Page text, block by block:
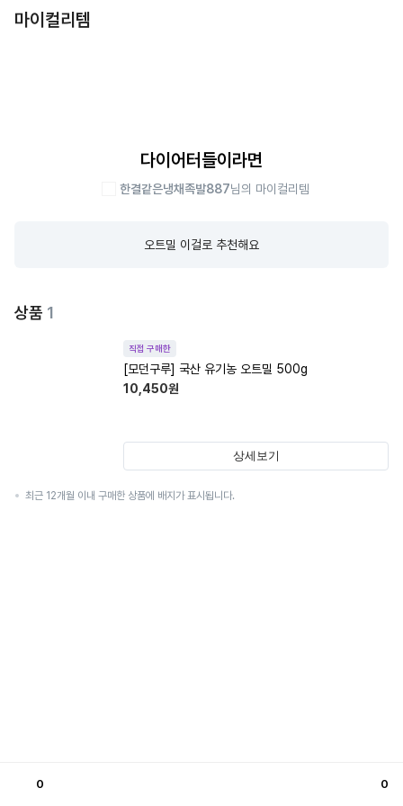
마이컬리템
다이어터들이라면
한결같은냉채족발887님의 마이컬리템
오트밀 이걸로 추천해요
상품 1
직접 구매한
[모던구루] 국산 유기농 오트밀 500g
10,450원
상세보기
최근 12개월 이내 구매한 상품에 배지가 표시됩니다.
0 0